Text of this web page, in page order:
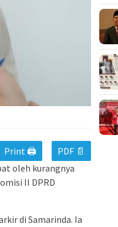
Print 🖨
PDF 📄
oleh kurangnya
II DPRD
di Samarinda. Ia